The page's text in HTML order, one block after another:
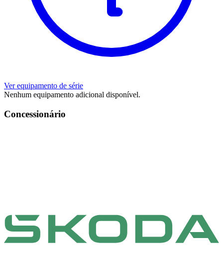
Ver equipamento de série
Nenhum equipamento adicional disponível.
Concessionário